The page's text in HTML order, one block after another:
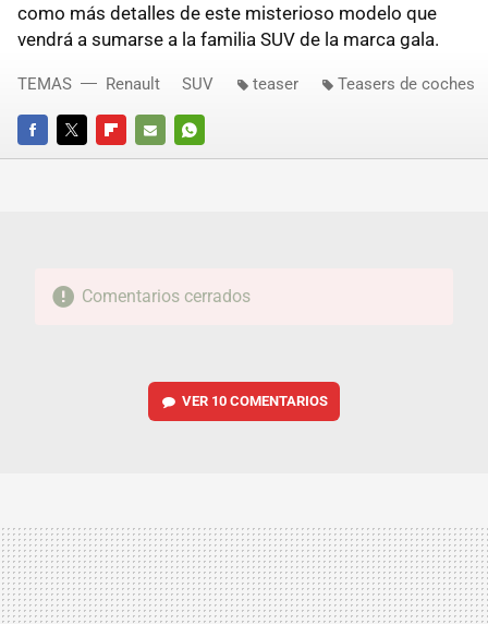
como más detalles de este misterioso modelo que
vendrá a sumarse a la familia SUV de la marca gala.
FACEBOOKTWITTERFLIPBOARD
E-
WHATSAPP
TEMAS Renault SUV teaser Teasers de coches
Comentarios cerrados
VER 10 COMENTARIOS